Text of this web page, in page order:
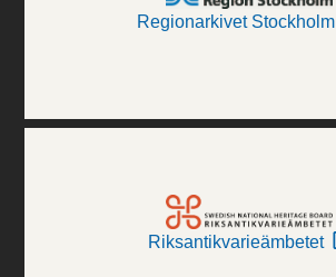
Regionarkivet Stockholm
Riksantikvarieämbetet